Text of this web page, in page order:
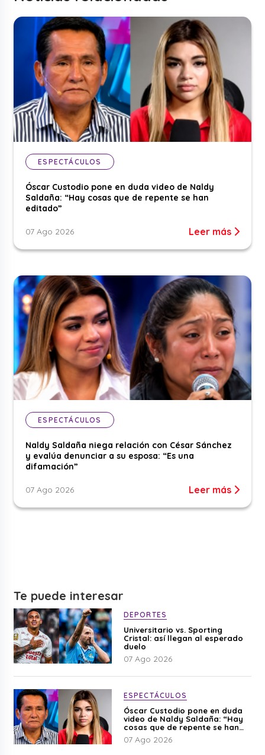
ESPECTÁCULOS
Óscar Custodio pone en duda video de Naldy
Saldaña: “Hay cosas que de repente se han
editado”
07 Ago 2026 Leer más
ESPECTÁCULOS
Naldy Saldaña niega relación con César Sánchez
y evalúa denunciar a su esposa: “Es una
difamación”
07 Ago 2026 Leer más
Te puede interesar
DEPORTES
Universitario vs. Sporting
Cristal: así llegan al esperado
duelo
07 Ago 2026
ESPECTÁCULOS
Óscar Custodio pone en duda
video de Naldy Saldaña: “Hay
cosas que de repente se han
editado”
07 Ago 2026